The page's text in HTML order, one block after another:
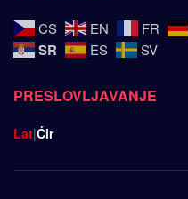
CS EN FR
SR ES SV
PRESLOVLJAVANJE
Lat|Ćir